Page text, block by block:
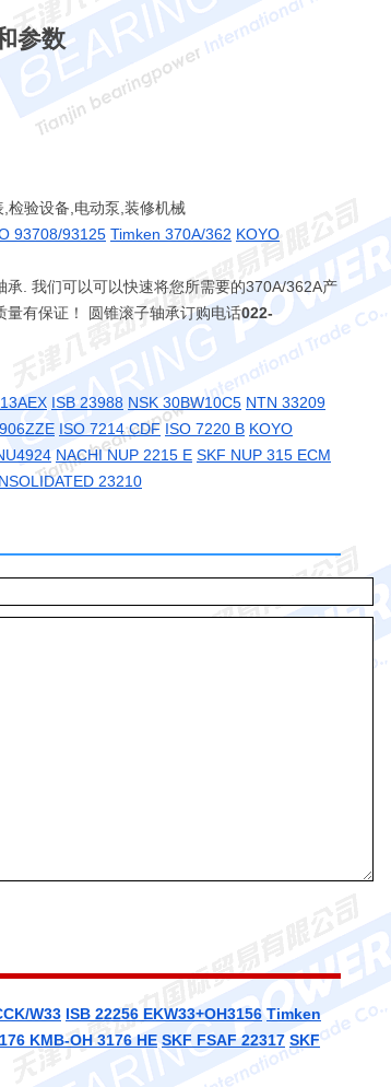
参数
检验设备,电动泵,装修机械
93708/93125 Timken 370A/362 KOYO
. 我们可以可以快速将您所需要的370A/362A产
有保证！ 圆锥滚子轴承订购电话022-
ISB 23988 NSK 30BW10C5 NTN 33209
ISO 7214 CDF ISO 7220 B KOYO
NACHI NUP 2215 E SKF NUP 315 ECM
23210
W33 ISB 22256 EKW33+OH3156 Timken
KMB-OH 3176 HE SKF FSAF 22317 SKF